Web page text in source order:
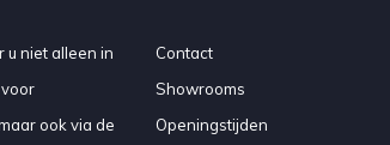
u niet alleen in
ook via de
Contact
Showrooms
Openingstijden